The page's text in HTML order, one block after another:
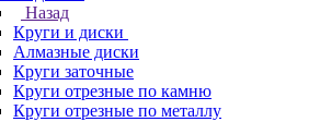
Назад
Круги и диски
Алмазные диски
Круги заточные
Круги отрезные по камню
Круги отрезные по металлу